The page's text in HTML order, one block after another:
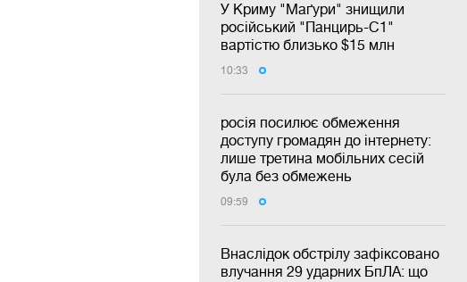
У Криму "Маґури" знищили
російський "Панцирь-С1"
вартістю близько $15 млн
10:33
росія посилює обмеження
доступу громадян до інтернету:
лише третина мобільних сесій
була без обмежень
09:59
Внаслідок обстрілу зафіксовано
влучання 29 ударних БпЛА: що